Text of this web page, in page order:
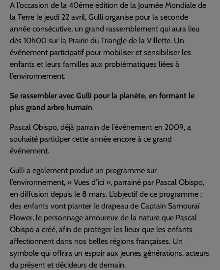
A l’occasion de la 40ème édition de la Journée Mondiale de
la Terre le jeudi 22 avril, Gulli organise pour la seconde
année consécutive, un grand rassemblement qui aura lieu
dès 10h00 sur la Prairie du Triangle de la Villette. Un
événement participatif pour mobiliser et sensibiliser les
enfants et leurs familles aux problématiques liées à
l’environnement.
Se rassembler avec Gulli pour la planète, en formant le
plus grand arbre humain
Pascal Obispo, déjà parrain de l’événement en 2009, a
souhaité participer cette année encore à ce grand
événement.
Gulli a également produit un programme sur
l’environnement, « Vues d’ici », parrainé par Pascal Obispo,
en diffusion depuis le 8 mars. L’objectif de ce programme :
des enfants vont planter le drapeau de Captain Samouraï
Flower, le personnage amoureux de la nature que Pascal
Obispo a créé, afin de protéger les lieux que les enfants
affectionnent dans nos belles régions françaises. Un
symbole qui offrira un espoir aux jeunes générations, acteurs
du présent et décideurs de demain.